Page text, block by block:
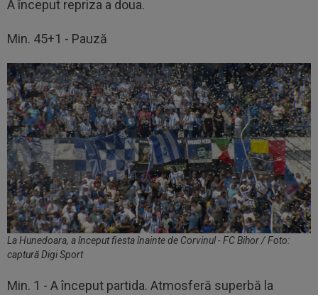
A început repriza a doua.
Min. 45+1 - Pauză
La Hunedoara, a început fiesta înainte de Corvinul - FC Bihor / Foto:
captură Digi Sport
Min. 1 - A început partida. Atmosferă superbă la